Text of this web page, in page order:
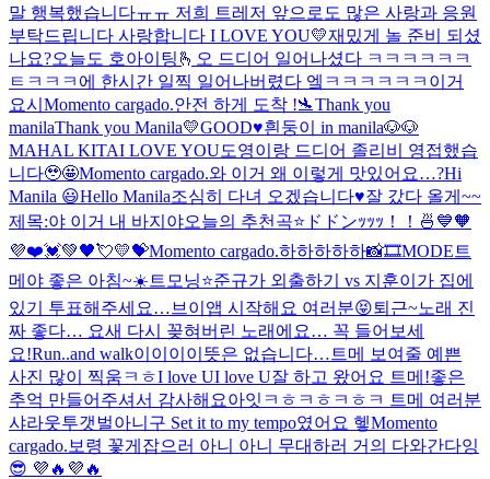
말 행복했습니다ㅠㅠ 저희 트레저 앞으로도 많은 사랑과 응원
부탁드립니다 사랑합니다 I LOVE YOU💛재밌게 놀 준비 되셨
나요?오늘도 호아이팅🫰 오 드디어 일어나셨다 ㅋㅋㅋㅋㅋㅋ
ㅌㅋㅋㅋ 에 한시간 일찍 일어나버렸다 엨ㅋㅋㅋㅋㅋㅋ이거
요시 Momento cargado.안전 하게 도착 !🛬Thank you
manilaThank you Manila💛GOOD♥️흰둥이 in manila🐶🐶
MAHAL KITAI LOVE YOU도영이랑 드디어 졸리비 영접했습
니다🥹🤩Momento cargado.와 이거 왜 이렇게 맛있어요…?Hi
Manila 😃Hello Manila조심히 다녀 오겠습니다♥️잘 갔다 올게~~
제목:야 이거 내 바지야오늘의 추천곡⭐️ ドドンｯｯｯ！！🍜 💙🧡
💜❤️💓💚🖤💘💛💝Momento cargado.하하하하하📸🎞MODE 트
메야 좋은 아침~☀️ 트모닝⭐️준규가 외출하기 vs 지훈이가 집에
있기 투표해주세요… 브이앱 시작해요 여러분😝퇴근~노래 진
짜 좋다… 요새 다시 꽂혀버린 노래에요… 꼭 들어보세
요!Run..and walk이이이이뜻은 없습니다… 트메 보여줄 예쁜
사진 많이 찍움ㅋㅎI love UI love U잘 하고 왔어요 트메!좋은
추억 만들어주셔서 감사해요아잇ㅋㅎㅋㅎㅋㅎㅋ 트메 여러분
샤라웃투갯벌아니구 Set it to my tempo였어요 헿Momento
cargado. 보령 꽃게잡으러 아니 아니 무대하러 거의 다와간다잉
😎 💜🔥💜🔥